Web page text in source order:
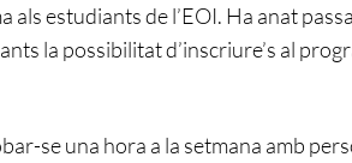
als estudiants de l’EOI. Ha anat
la possibilitat d’inscriure’s al
se una hora a la setmana amb